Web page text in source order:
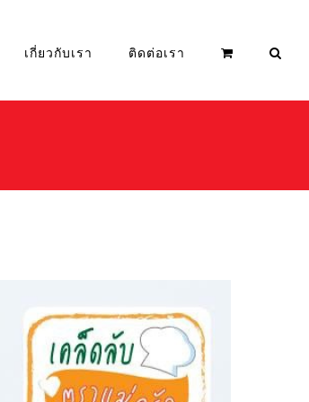
เกี่ยวกับเรา ติดต่อเรา